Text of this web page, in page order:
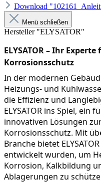
Download
Menü schließen
Hersteller "ELYSATOR"
ELYSATOR – Ihr
Korrosionsschutz
In der modernen
Heizungs- und
die Effizienz und
ELYSATOR ins Spiel, ein
innovativen Lösungen
Korrosionsschutz. Mit
Branche bietet
entwickelt wurden, um
Korrosion, Kalkbildung
Ablagerungen zu